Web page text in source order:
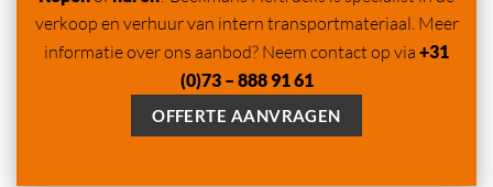
verkoop en verhuur van intern transportmateriaal. Meer
informatie over ons aanbod? Neem contact op via +31
(0)73 – 888 91 61
OFFERTE AANVRAGEN